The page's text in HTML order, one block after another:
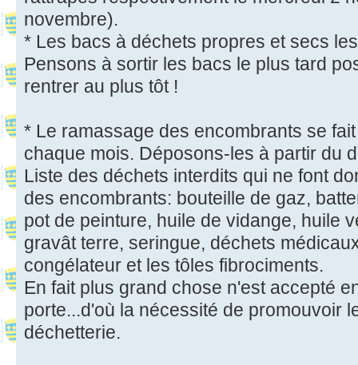
novembre).
* Les bacs à déchets propres et secs
Pensons à sortir les bacs le plus tard
rentrer au plus tôt !
* Le ramassage des encombrants se
chaque mois. Déposons-les à partir du
Liste des déchets interdits qui ne font
des encombrants: bouteille de gaz,
pot de peinture, huile de vidange, huile
gravât terre, seringue, déchets
congélateur et les tôles fibrociments.
En fait plus grand chose n'est accepté
porte...d'où la nécessité de promouvoir
déchetterie.